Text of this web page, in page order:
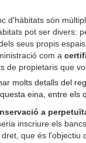
d'hàbitats són
pot ser divers:
seus propis
com a
de propietaris que
molts detalls del
eina, entre els
a
inscriure els
que és l'objectiu